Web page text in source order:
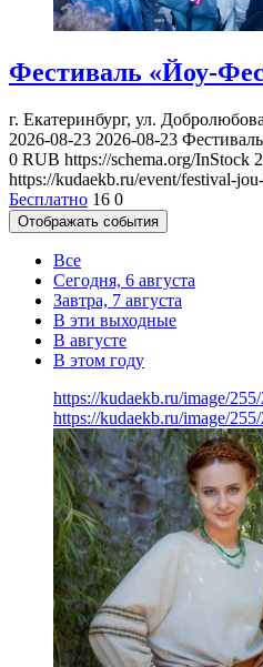
Фестиваль «Йоу-
г. Екатеринбург, ул.
2026-08-23 2026-08-23
0 RUB https://schema.org/InStock
https://kudaekb.ru/event/festival-
Бесплатно 16 0
Отображать события
Все
Сегодня, 6 августа
Завтра, 7 августа
В эти выходные
В августе
В этом году
https://kudaekb.ru/image/
https://kudaekb.ru/image/